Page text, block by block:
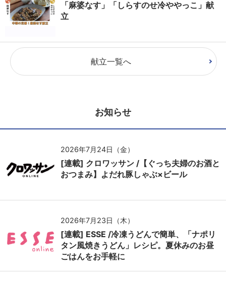
「麻婆なす」「しらすのせ冷ややっこ」献
立
献立一覧へ
お知らせ
2026年7月24日（金）
[連載] クロワッサン /【ぐっち夫婦のお酒と
おつまみ】よだれ豚しゃぶ×ビール
2026年7月23日（木）
[連載] ESSE /冷凍うどんで簡単、「ナポリ
タン風焼きうどん」レシピ。夏休みのお昼
ごはんをお手軽に